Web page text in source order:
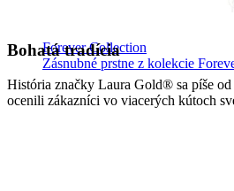
Forever Collection
Zásnubné prstne z kolekcie
Bohatá tradícia
História značky Laura Gold® sa píše
ocenili zákazníci vo viacerých kútoch